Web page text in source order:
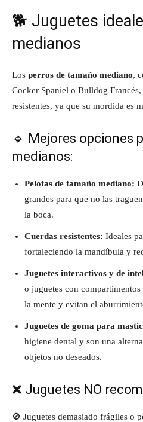
🐕 Juguetes
medianos
Los perros de tamaño mediano,
Cocker Spaniel o Bulldog
resistentes, ya que su mordida es
🔹 Mejores opciones
medianos:
Pelotas de tamaño mediano:
grandes para que no las
la boca.
Cuerdas resistentes: Ideales
fortaleciendo la mandíbula y
Juguetes interactivos y de
o juguetes con
la mente y evitan el
Juguetes de goma para
higiene dental y son una
objetos no deseados.
❌ Juguetes NO
🚫 Juguetes demasiado frágiles o